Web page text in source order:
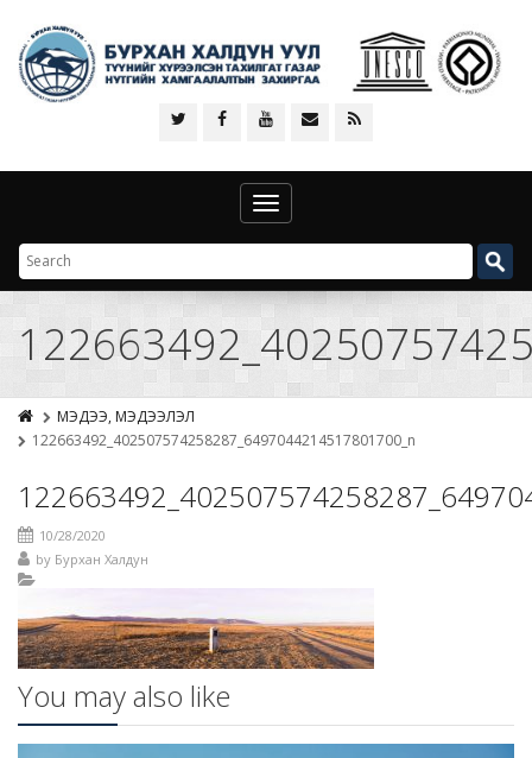
Toggle
navigation
МЭДЭЭ, МЭДЭЭЛЭЛ
122663492_402507574258287_6497044214517801700_n
10/28/2020
by Бурхан Халдун
You may also like